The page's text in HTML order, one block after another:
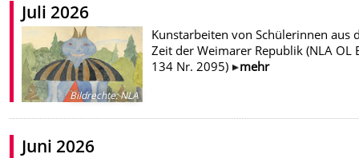
Juli 2026
Bildrechte:NLA
Kunstarbeiten von Schülerinnen aus
Zeit der Weimarer Republik (NLA OL
134 Nr. 2095)
mehr
Juni 2026